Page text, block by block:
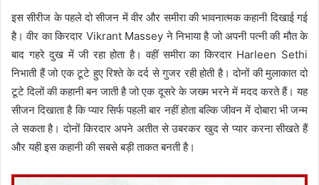
इस सीरीज के पहले दो सीजन में वीर और समीरा की भावनात्मक कहानी दिखाई गई
है। वीर का किरदार Vikrant Massey ने निभाया है जो अपनी पत्नी की मौत के
बाद गहरे दुख में जी रहा होता है। वहीं समीरा का किरदार Harleen Sethi
निभाती हैं जो एक टूटे हुए रिश्ते के दर्द से गुजर रही होती है। दोनों की मुलाकात दो
टूटे दिलों की कहानी बन जाती है जो एक दूसरे के जख्म भरने में मदद करते हैं। यह
सीजन दिखाता है कि प्यार सिर्फ पहली बार नहीं होता बल्कि जीवन में दोबारा भी जन्म
ले सकता है। दोनों किरदार अपने अतीत से उबरकर खुद से प्यार करना सीखते हैं
और यही इस कहानी की सबसे बड़ी ताकत बनती है।